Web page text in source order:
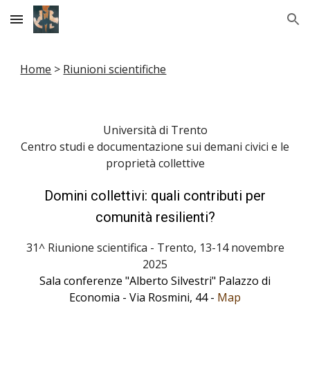
Skip to main content Skip to navigation
Home > Riunioni scientifiche
Università di Trento
Centro studi e documentazione sui demani civici e le
proprietà collettive
Domini collettivi: quali contributi per
comunità resilienti?
31^ Riunione scientifica - Trento, 13-14 novembre
2025
Sala conferenze "Alberto Silvestri" Palazzo di
Economia - Via Rosmini, 44 - Map